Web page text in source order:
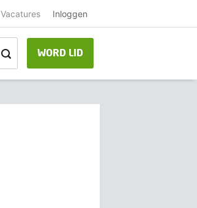
Vacatures Inloggen
WORD LID